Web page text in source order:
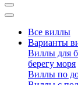
Все виллы
Варианты
Виллы для
берегу моря
Виллы по